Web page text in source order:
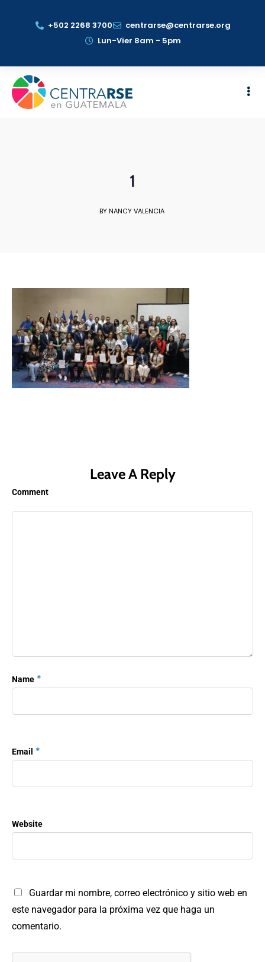
+502 2268 3700
centrarse@centrarse.org
Lun-Vier 8am - 5pm
1
BY NANCY VALENCIA
Leave A Reply
Comment
Name *
Email *
Website
Guardar mi nombre, correo electrónico y sitio web en
este navegador para la próxima vez que haga un
comentario.